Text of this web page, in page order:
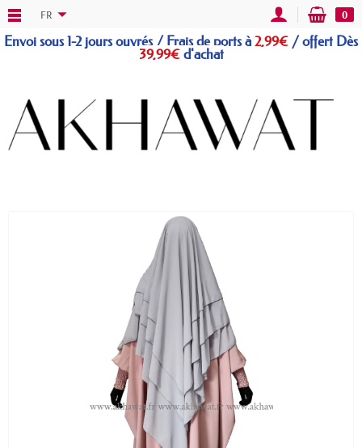
Envoi sous 1-2 jours ouvrés / Frais de ports à 2,99€ /offert Dès
39,99€d'achat
FR 0